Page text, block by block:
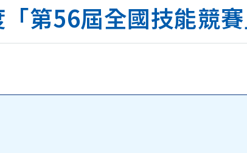
第56屆全國技能競